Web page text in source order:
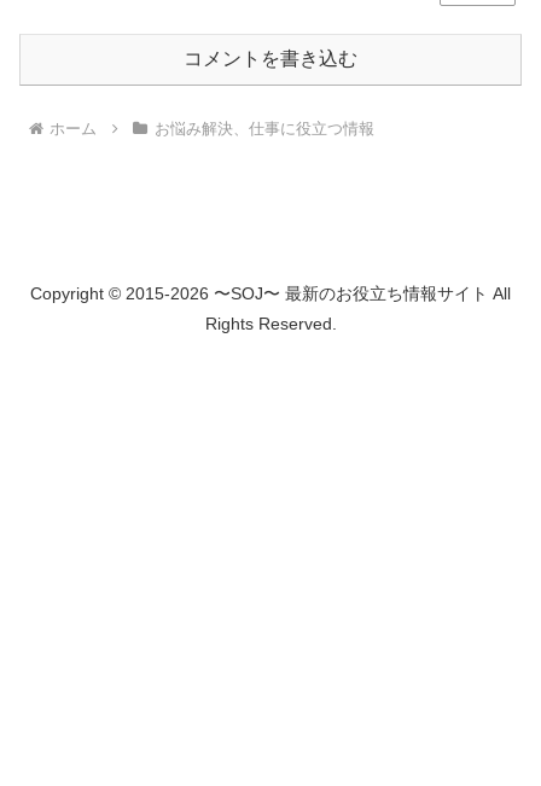
コメントを書き込む
ホーム お悩み解決、仕事に役立つ情報
Copyright © 2015-2026 〜SOJ〜 最新のお役立ち情報サイト All
Rights Reserved.